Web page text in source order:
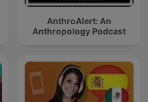
AnthroAlert: An
Anthropology Podcast